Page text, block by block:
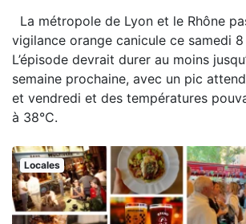
La métropole de Lyon et le Rhône
vigilance orange canicule ce samedi
L’épisode devrait durer au moins
semaine prochaine, avec un pic
et vendredi et des températures
à 38°C.
Locales